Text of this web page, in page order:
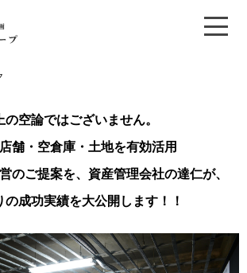
の空論ではございません。
舗・空倉庫・土地を有効活用
のご提案を、資産管理会社の達仁が、
の成功実績を大公開します！！